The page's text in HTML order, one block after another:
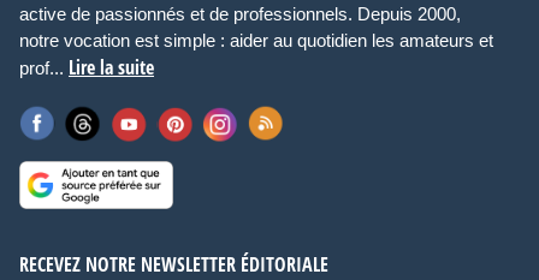
Save your loops in up to 10 independent loop
sessions. Loop sessions contain all performance
settings and each store up to 3 loop tracks, for a total of
30 available loop tracks
Independent Stereo Looping of Vocal and Guitar
active de passionnés et de professionnels. Depuis 2000,
notre vocation est simple : aider au quotidien les amateurs et
prof... Lire la suite
RECEVEZ NOTRE NEWSLETTER ÉDITORIALE